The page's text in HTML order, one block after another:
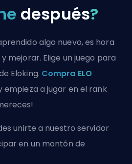
después?
algo nuevo, es hora
mejorar. Elige un juego para
Eloking. Compra ELO
empieza a jugar en el rank
unirte a nuestro servidor
en un montón de